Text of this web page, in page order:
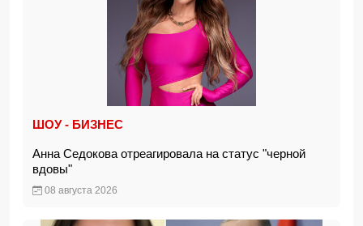
ШОУ - БИЗНЕС
Анна Седокова отреагировала на статус "черной
вдовы"
08 августа 2026